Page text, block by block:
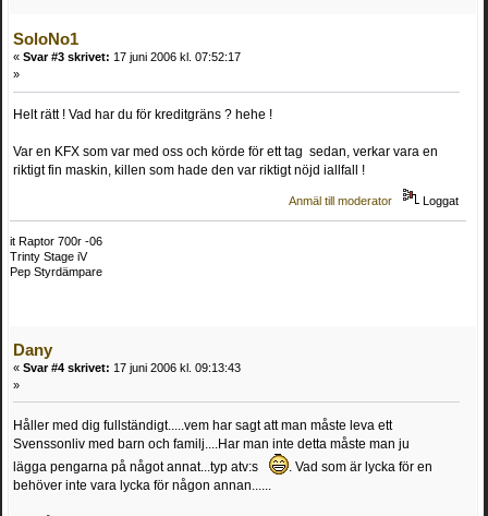
SoloNo1
« Svar #3 skrivet: 17 juni 2006 kl. 07:52:17
»
Helt rätt ! Vad har du för kreditgräns ? hehe !
Var en KFX som var med oss och körde för ett tag sedan, verkar vara en
riktigt fin maskin, killen som hade den var riktigt nöjd iallfall !
Anmäl till moderator Loggat
it Raptor 700r -06
Trinty Stage iV
Pep Styrdämpare
Dany
« Svar #4 skrivet: 17 juni 2006 kl. 09:13:43
»
Håller med dig fullständigt.....vem har sagt att man måste leva ett
Svenssonliv med barn och familj....Har man inte detta måste man ju
lägga pengarna på något annat...typ atv:s
. Vad som är lycka för en
behöver inte vara lycka för någon annan......